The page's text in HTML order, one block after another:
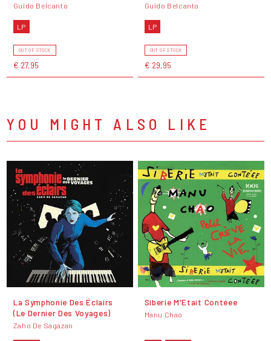
Guido Belcanto
LP
OUT OF STOCK
€ 27,95
Guido Belcanto
LP
OUT OF STOCK
€ 29,95
YOU MIGHT ALSO LIKE
La Symphonie Des Éclairs
(Le Dernier Des Voyages)
Zaho De Sagazan
Siberie M'Etait Contéee
Manu Chao